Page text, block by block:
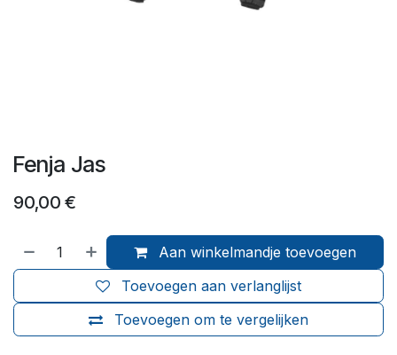
Fenja Jas
90,00 €
Aan winkelmandje toevoegen
Toevoegen om te vergelijken
Toevoegen aan verlanglijst